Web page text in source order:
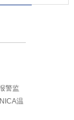
警监
温